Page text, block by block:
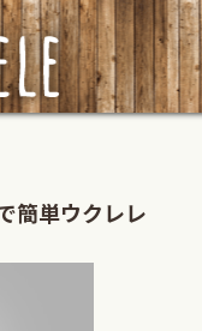
簡単ウクレレ